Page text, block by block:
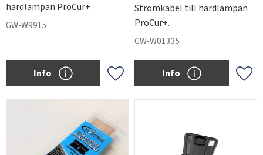
härdlampan ProCur+
GW-W9915
Add to favorites
Info
Strömkabel till härdlampan
ProCur+.
GW-W01335
Add
Info